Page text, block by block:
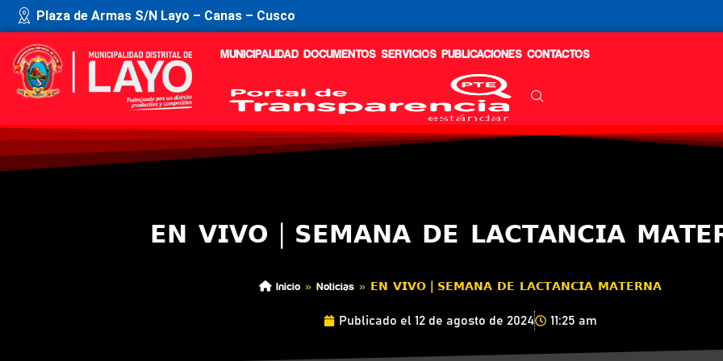
Plaza de Armas S/N Layo – Canas – Cusco
MUNICIPALIDAD DOCUMENTOS SERVICIOS PUBLICACIONES CONTACTOS
𝗘𝗡 𝗩𝗜𝗩𝗢 | 𝗦𝗘𝗠𝗔𝗡𝗔 𝗗𝗘 𝗟𝗔𝗖𝗧𝗔𝗡𝗖𝗜𝗔
Inicio» Noticias» 𝗘𝗡 𝗩𝗜𝗩𝗢 | 𝗦𝗘𝗠𝗔𝗡𝗔 𝗗𝗘 𝗟𝗔𝗖𝗧𝗔𝗡𝗖𝗜𝗔 𝗠𝗔𝗧𝗘𝗥𝗡𝗔
Publicado el 12 de agosto de 2024 11:25 am